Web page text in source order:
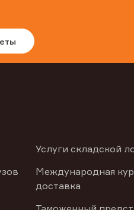
Услуги складской
Международная
доставка